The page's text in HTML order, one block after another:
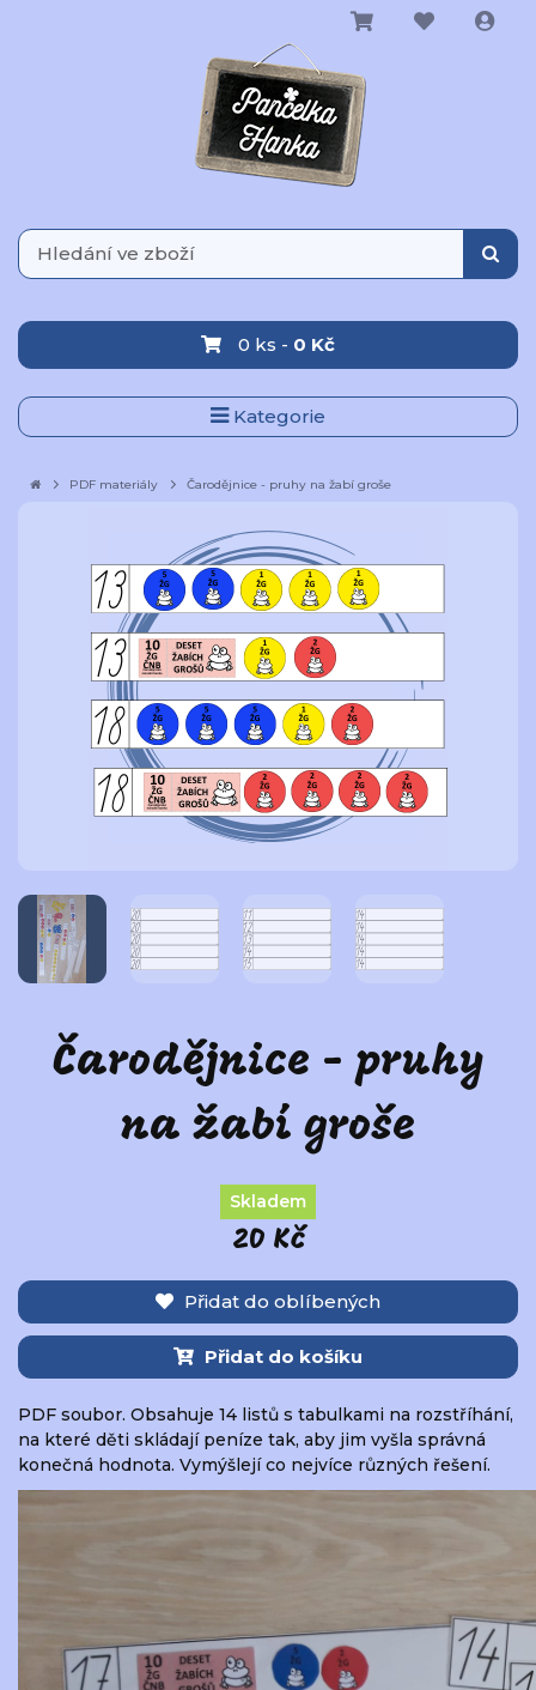
0 ks - 0 Kč
Kategorie
PDF materiály Čarodějnice - pruhy na žabí groše
Čarodějnice - pruhy
na žabí groše
Skladem
20 Kč
Přidat do oblíbených
Přidat do košíku
PDF soubor. Obsahuje 14 listů s tabulkami na rozstříhání,
na které děti skládají peníze tak, aby jim vyšla správná
konečná hodnota. Vymýšlejí co nejvíce různých řešení.